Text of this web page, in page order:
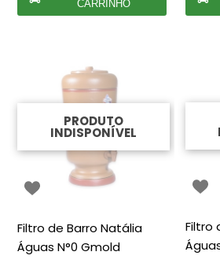
CARRINHO
PRODUTO
INDISPONÍVEL
Filtro de Barro Natália
Águas N°0 Gmold
Filtro